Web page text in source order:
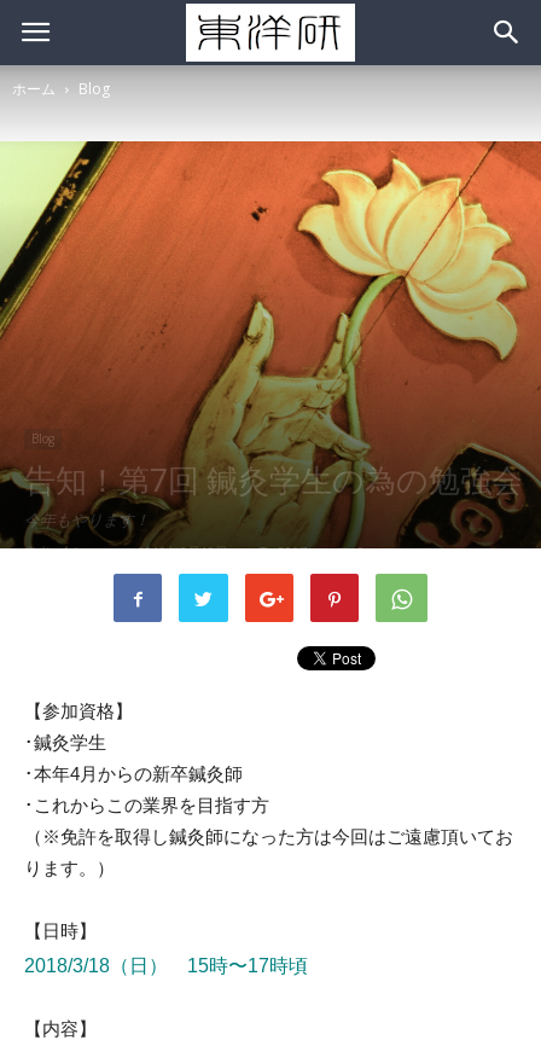
ホーム Blog
Blog
告知！第7回 鍼灸学生の為の勉強会
今年もやります！
書者 shimono - 2018年2月19日 2907 0
【参加資格】
･鍼灸学生
･本年4月からの新卒鍼灸師
･これからこの業界を目指す方
（※免許を取得し鍼灸師になった方は今回はご遠慮頂いてお
ります。）
【日時】
2018/3/18（日） 15時〜17時頃
【内容】